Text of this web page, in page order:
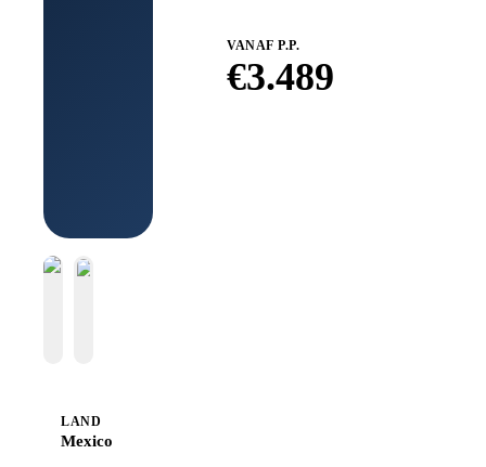
VANAF P.P.
€3.489
LAND
Mexico